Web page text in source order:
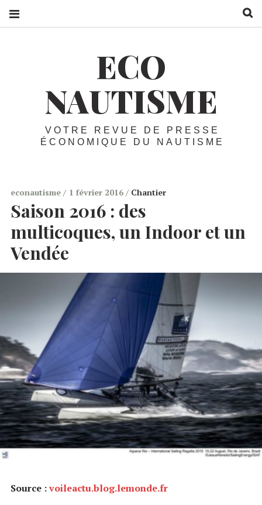
ECO
NAUTISME
VOTRE REVUE DE PRESSE
ÉCONOMIQUE DU NAUTISME
econautisme 1 février 2016 Chantier
Saison 2016 : des
multicoques, un Indoor et un
Vendée
Source :voileactu.blog.lemonde.fr